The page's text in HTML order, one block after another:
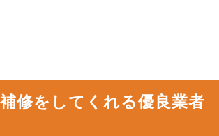
修をしてくれる優良業者